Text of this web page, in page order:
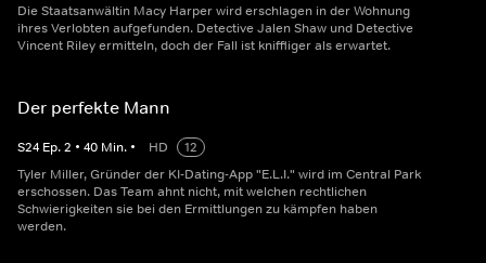
Die Staatsanwältin Macy Harper wird erschlagen in der Wohnung
ihres Verlobten aufgefunden. Detective Jalen Shaw und Detective
Vincent Riley ermitteln, doch der Fall ist kniffliger als erwartet.
Der perfekte Mann
S24 Ep.2 • 40 Min. • HD
12
Tyler Miller, Gründer der KI-Dating-App "E.L.I." wird im Central Park
erschossen. Das Team ahnt nicht, mit welchen rechtlichen
Schwierigkeiten sie bei den Ermittlungen zu kämpfen haben
werden.